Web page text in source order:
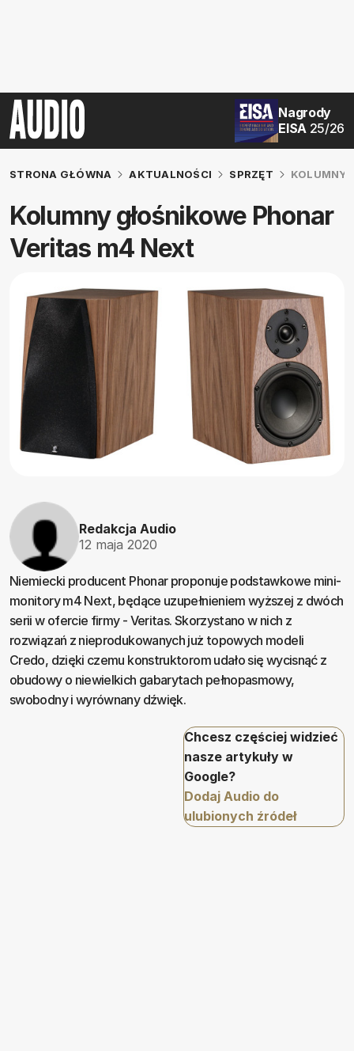
Nagrody
EISA 25/26
STRONA GŁÓWNA AKTUALNOŚCI SPRZĘT KOLUMNY
Kolumny głośnikowe Phonar
Veritas m4 Next
Redakcja Audio
12 maja 2020
Niemiecki producent Phonar proponuje podstawkowe mini-
monitory m4 Next, będące uzupełnieniem wyższej z dwóch
serii w ofercie firmy - Veritas. Skorzystano w nich z
rozwiązań z nieprodukowanych już topowych modeli
Credo, dzięki czemu konstruktorom udało się wycisnąć z
obudowy o niewielkich gabarytach pełnopasmowy,
swobodny i wyrównany dźwięk.
Chcesz częściej widzieć
nasze artykuły w
Google?
Dodaj Audio do
ulubionych źródeł